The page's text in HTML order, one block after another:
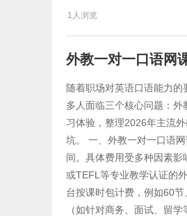
1人浏览
外教一对一口语网
随着职场对英语口语能力
多人面临三个核心问题：
习体验，整理2026年主流
坑。 一、外教一对一口语
间。具体费用受多种因素
或TEFL等专业教学认证的
台按课时包计费，例如60
（如针对商务、面试、留